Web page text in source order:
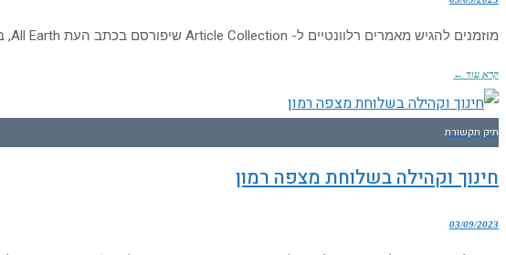
מוזמנים להגיש מאמרים רלוונטיים ל- Article Collection שיפורסם בכתב העת All Earth, בנושא: Sustainable development for co-supporting economic growth and environmental health למידע נוסף, ניתן
קרא עוד ←
תיק תקשורת
חינוך וקהילה בשלוחת מצפה רמון
03/09/2023